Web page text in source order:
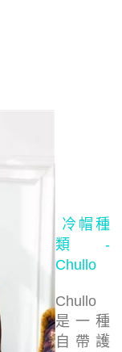
冷帽種
類 -
Chullo
Chullo
是一種
自帶護